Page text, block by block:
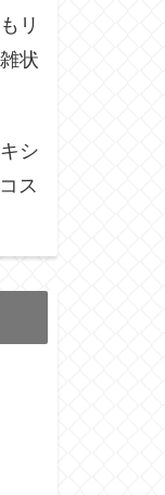
リ
状
シ
ス